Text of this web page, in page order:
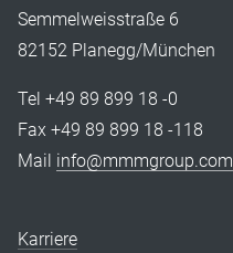
Semmelweisstraße 6
82152 Planegg/München
Tel +49 89 899 18 -0
Fax +49 89 899 18 -118
Mail info@mmmgroup.com
Karriere